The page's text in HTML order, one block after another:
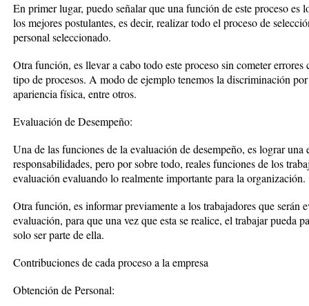
En primer lugar, puedo señalar que una función de este proceso es
los mejores postulantes, es decir, realizar todo el proceso de
personal seleccionado.
Otra función, es llevar a cabo todo este proceso sin cometer errores
tipo de procesos. A modo de ejemplo tenemos la discriminación
apariencia física, entre otros.
Evaluación de Desempeño:
Una de las funciones de la evaluación de desempeño, es lograr
responsabilidades, pero por sobre todo, reales funciones de los
evaluación evaluando lo realmente importante para la organización.
Otra función, es informar previamente a los trabajadores que serán
evaluación, para que una vez que esta se realice, el trabajar pueda
solo ser parte de ella.
Contribuciones de cada proceso a la empresa
Obtención de Personal: